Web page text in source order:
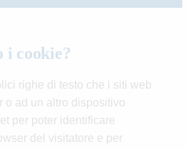
i cookie?
righe di testo che i siti web
o ad un altro dispositivo
per poter identificare
del visitatore e per